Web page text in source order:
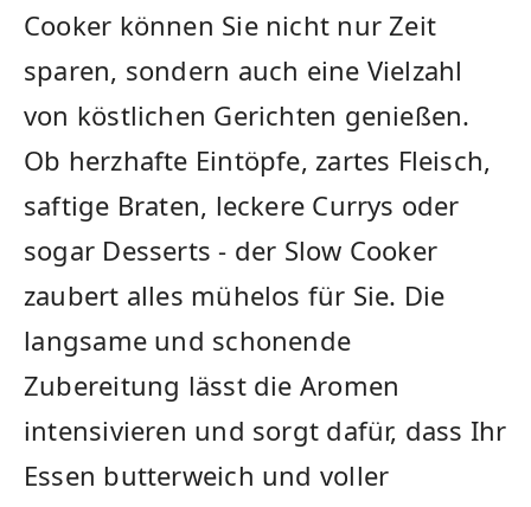
Cooker können Sie nicht nur Zeit
sparen, sondern ‌auch eine Vielzahl
von köstlichen Gerichten genießen.
Ob herzhafte Eintöpfe, zartes‍ Fleisch,
saftige Braten, leckere Currys oder
sogar ‌Desserts - der Slow Cooker
zaubert alles mühelos für Sie. Die
⁢langsame und‍ schonende
Zubereitung lässt die Aromen
intensivieren und sorgt dafür, dass Ihr
‍Essen butterweich und voller